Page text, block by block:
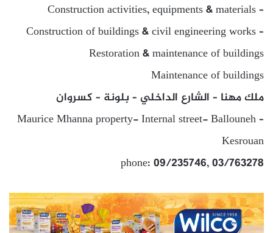
Construction activities, equipments & materials –
Construction of buildings & civil engineering works –
Restoration & maintenance of buildings
Maintenance of buildings
ملك مهنا – الشارع الداخلي – بلونة – كسروان
Maurice Mhanna property- Internal street- Ballouneh –
Kesrouan
phone: 09/235746, 03/763278